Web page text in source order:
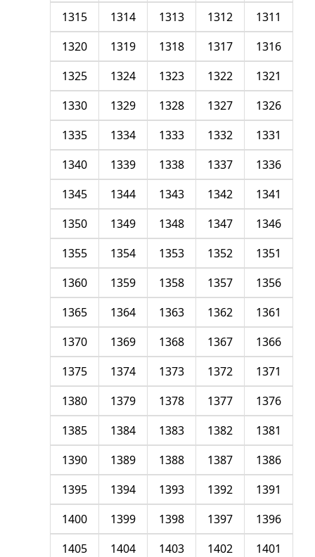
1311
1312
1313
1314
1315
1316
1317
1318
1319
1320
1321
1322
1323
1324
1325
1326
1327
1328
1329
1330
1331
1332
1333
1334
1335
1336
1337
1338
1339
1340
1341
1342
1343
1344
1345
1346
1347
1348
1349
1350
1351
1352
1353
1354
1355
1356
1357
1358
1359
1360
1361
1362
1363
1364
1365
1366
1367
1368
1369
1370
1371
1372
1373
1374
1375
1376
1377
1378
1379
1380
1381
1382
1383
1384
1385
1386
1387
1388
1389
1390
1391
1392
1393
1394
1395
1396
1397
1398
1399
1400
1401
1402
1403
1404
1405